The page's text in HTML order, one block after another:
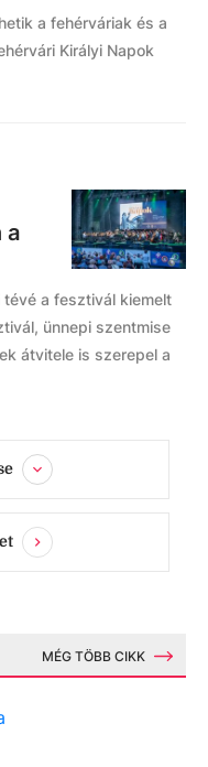
a fehérváriak és a
Királyi Napok
a
a fesztivál kiemelt
ünnepi szentmise
átvitele is szerepel a
MÉG TÖBB CIKK